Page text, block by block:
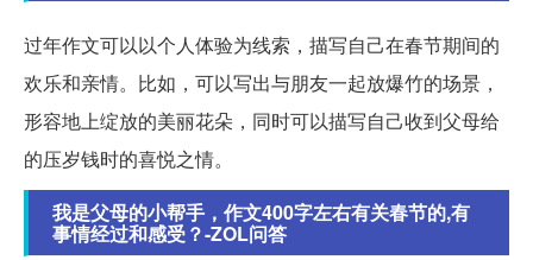
过年作文可以以个人体验为线索，描写自己在春节期间的
欢乐和亲情。比如，可以写出与朋友一起放爆竹的场景，
形容地上绽放的美丽花朵，同时可以描写自己收到父母给
的压岁钱时的喜悦之情。
我是父母的小帮手，作文400字左右有关春节的,有
事情经过和感受？-ZOL问答